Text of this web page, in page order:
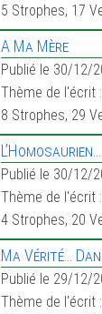
5 Strophes, 17
A Ma Mère
Publié le 30/12/
Thème de l'écrit :
8 Strophes, 29 Vers
L’Homosaurien…
Publié le 30/12/
Thème de l'écrit :
4 Strophes, 20
Ma Vérité…
Publié le 29/12/
Thème de l'écrit :